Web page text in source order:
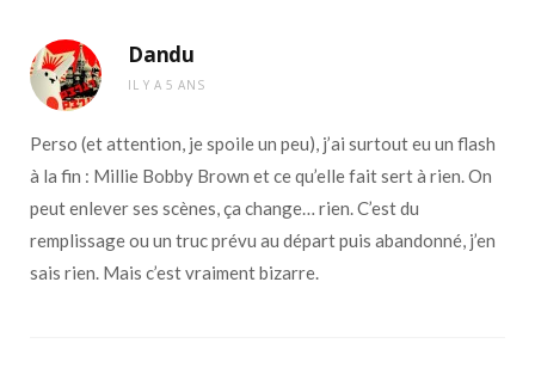
Dandu
IL Y A 5 ANS
Perso (et attention, je spoile un peu), j’ai surtout eu un flash
à la fin : Millie Bobby Brown et ce qu’elle fait sert à rien. On
peut enlever ses scènes, ça change… rien. C’est du
remplissage ou un truc prévu au départ puis abandonné, j’en
sais rien. Mais c’est vraiment bizarre.